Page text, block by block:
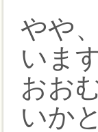
やや
いま
おお
いか